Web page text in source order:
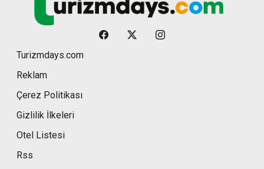
Turizmdays.com
Reklam
Çerez Politikası
Gizlilik İlkeleri
Otel Listesi
Rss